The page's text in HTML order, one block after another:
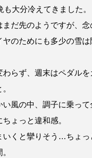
大分冷えてきました。
だ先のようですが、
のためにも多少の雪は
らず、週末はペダルを
い風の中、調子に乗っ
ょっと違和感。
いくと攣りそう…ちょ